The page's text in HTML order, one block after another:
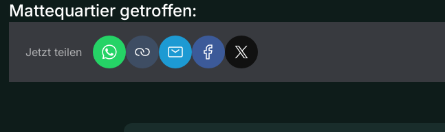
Mattequartier getroffen:
Jetzt teilen